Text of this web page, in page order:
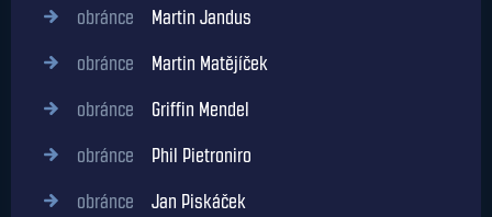
obránce Martin Jandus
obránce Martin Matějíček
obránce Griffin Mendel
obránce Phil Pietroniro
obránce Jan Piskáček